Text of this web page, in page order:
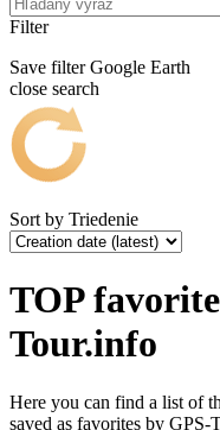
Filter
Save filter Google Earth
close search
Sort by Triedenie
TOP
Tour.info
Here you can find a list of
saved as favorites by GPS-